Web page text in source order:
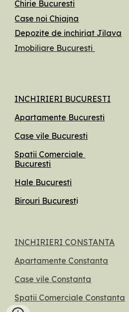
Chirie Bucuresti
Case noi Chiajna
Depozite de inchiriat Jilava
Imobiliare Bucuresti
INCHIRIERI BUCURESTI
Apartamente Bucuresti
Case vile Bucuresti
Spatii Comerciale
Bucuresti
Hale Bucuresti
Birouri Bucuresti
INCHIRIERI CONSTANTA
Apartamente Constanta
Case vile Constanta
Spatii Comerciale Constanta